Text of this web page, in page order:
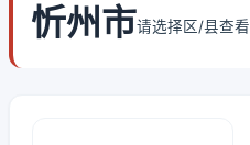
忻州市请选择区/县查